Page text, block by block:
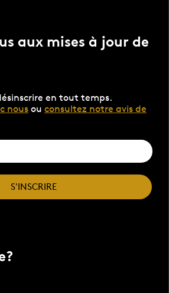
aux mises à jour de
en tout temps.
nous ou consultez notre avis de
S'INSCRIRE